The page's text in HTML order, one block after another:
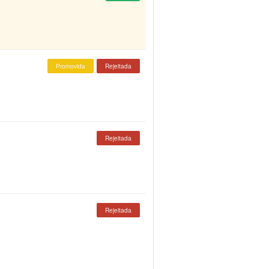
Promovida Rejeitada
Rejeitada
Rejeitada